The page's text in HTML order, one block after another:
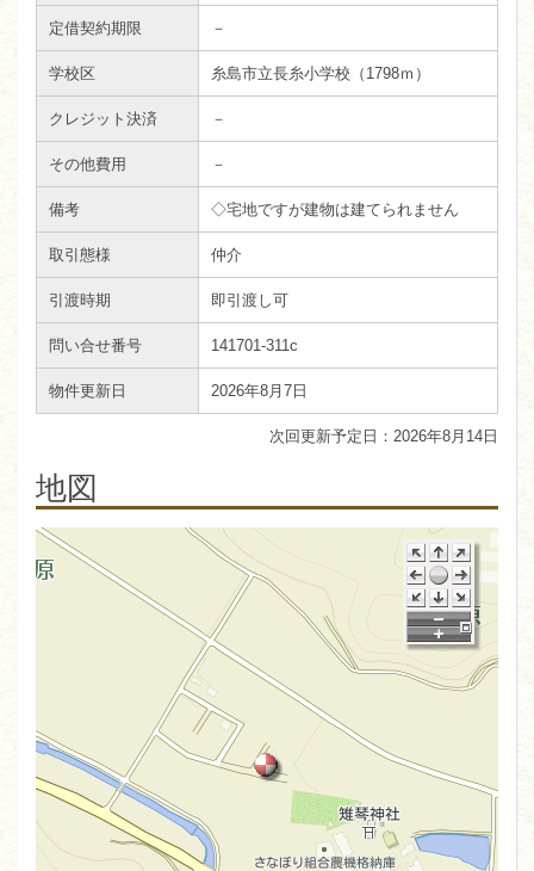
定借契約期限 －
学校区 糸島市立長糸小学校（1798ｍ）
クレジット決済 －
その他費用 －
備考 ◇宅地ですが建物は建てられません
取引態様 仲介
引渡時期 即引渡し可
問い合せ番号 141701-311c
物件更新日 2026年8月7日
2026年8月14日
地図